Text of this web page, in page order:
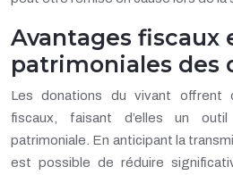
Avantages fiscaux
patrimoniales des
Les donations du vivant offrent
fiscaux, faisant d’elles un
patrimoniale. En anticipant la
est possible de réduire